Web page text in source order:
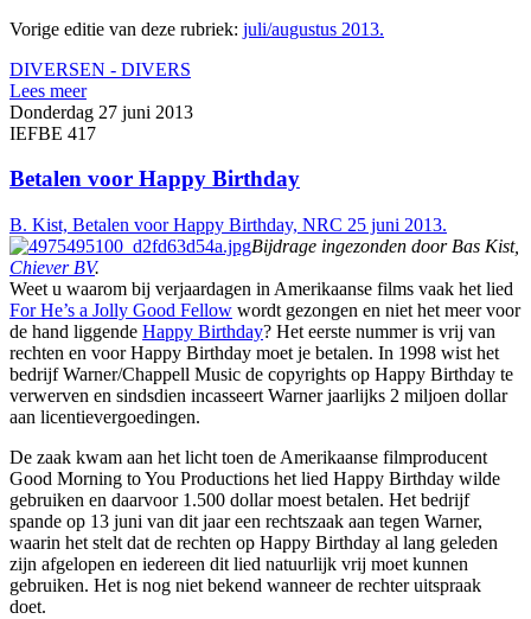
Vorige editie van deze rubriek: juli/augustus 2013.
DIVERSEN - DIVERS
Lees meer
Donderdag 27 juni 2013
IEFBE 417
Betalen voor Happy Birthday
B. Kist, Betalen voor Happy Birthday, NRC 25 juni 2013.
Bijdrage ingezonden door Bas Kist,
Chiever BV.
Weet u waarom bij verjaardagen in Amerikaanse films vaak het lied
For He’s a Jolly Good Fellow wordt gezongen en niet het meer voor
de hand liggende Happy Birthday? Het eerste nummer is vrij van
rechten en voor Happy Birthday moet je betalen. In 1998 wist het
bedrijf Warner/Chappell Music de copyrights op Happy Birthday te
verwerven en sindsdien incasseert Warner jaarlijks 2 miljoen dollar
aan licentievergoedingen.
De zaak kwam aan het licht toen de Amerikaanse filmproducent
Good Morning to You Productions het lied Happy Birthday wilde
gebruiken en daarvoor 1.500 dollar moest betalen. Het bedrijf
spande op 13 juni van dit jaar een rechtszaak aan tegen Warner,
waarin het stelt dat de rechten op Happy Birthday al lang geleden
zijn afgelopen en iedereen dit lied natuurlijk vrij moet kunnen
gebruiken. Het is nog niet bekend wanneer de rechter uitspraak
doet.